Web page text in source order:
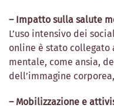
– Impatto sulla salute
L’uso intensivo dei
online è stato
mentale, come ansia,
dell’immagine
– Mobilizzazione e